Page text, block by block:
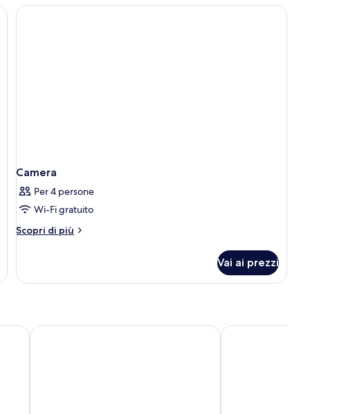
Camera
Per 4 persone
Wi-Fi gratuito
Scopri di più
Altri
Vai ai prezzi
Hotel Estrela de Fatima Coração de Fátima